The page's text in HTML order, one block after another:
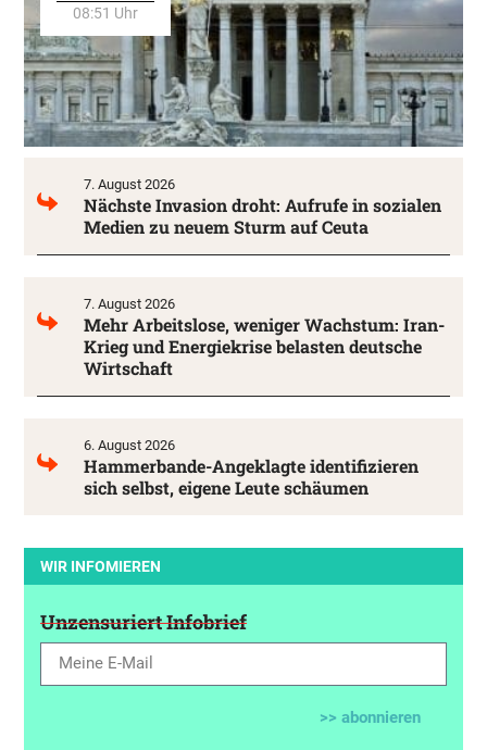
08:51 Uhr
7. August 2026
Nächste Invasion droht: Aufrufe in sozialen
Medien zu neuem Sturm auf Ceuta
7. August 2026
Mehr Arbeitslose, weniger Wachstum: Iran-
Krieg und Energiekrise belasten deutsche
Wirtschaft
6. August 2026
Hammerbande-Angeklagte identifizieren
sich selbst, eigene Leute schäumen
WIR INFOMIEREN
Unzensuriert Infobrief
>> abonnieren